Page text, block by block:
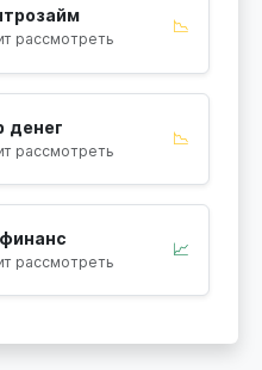
рассмотреть
📉
денег
рассмотреть
📉
рассмотреть
📈